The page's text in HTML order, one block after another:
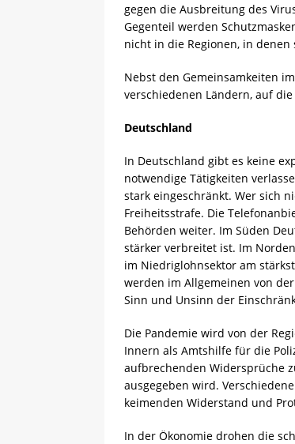
gegen die Ausbreitung des
Gegenteil werden
nicht in die Regionen, in
Nebst den Gemeinsamkeiten
verschiedenen Ländern, auf
Deutschland
In Deutschland gibt es keine
notwendige Tätigkeiten
stark eingeschränkt. Wer sich
Freiheitsstrafe. Die
Behörden weiter. Im Süden
stärker verbreitet ist. Im
im Niedriglohnsektor am
werden im Allgemeinen von
Sinn und Unsinn der
Die Pandemie wird von der
Innern als Amtshilfe für die
aufbrechenden Widersprüche
ausgegeben wird.
keimenden Widerstand und
In der Ökonomie drohen die